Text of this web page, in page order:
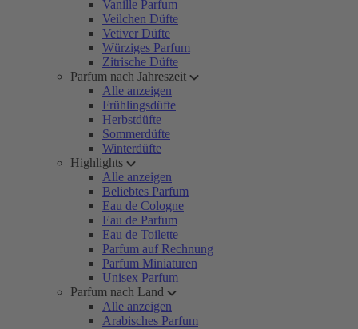
Vanille Parfum
Veilchen Düfte
Vetiver Düfte
Würziges Parfum
Zitrische Düfte
Parfum nach Jahreszeit
Alle anzeigen
Frühlingsdüfte
Herbstdüfte
Sommerdüfte
Winterdüfte
Highlights
Alle anzeigen
Beliebtes Parfum
Eau de Cologne
Eau de Parfum
Eau de Toilette
Parfum auf Rechnung
Parfum Miniaturen
Unisex Parfum
Parfum nach Land
Alle anzeigen
Arabisches Parfum